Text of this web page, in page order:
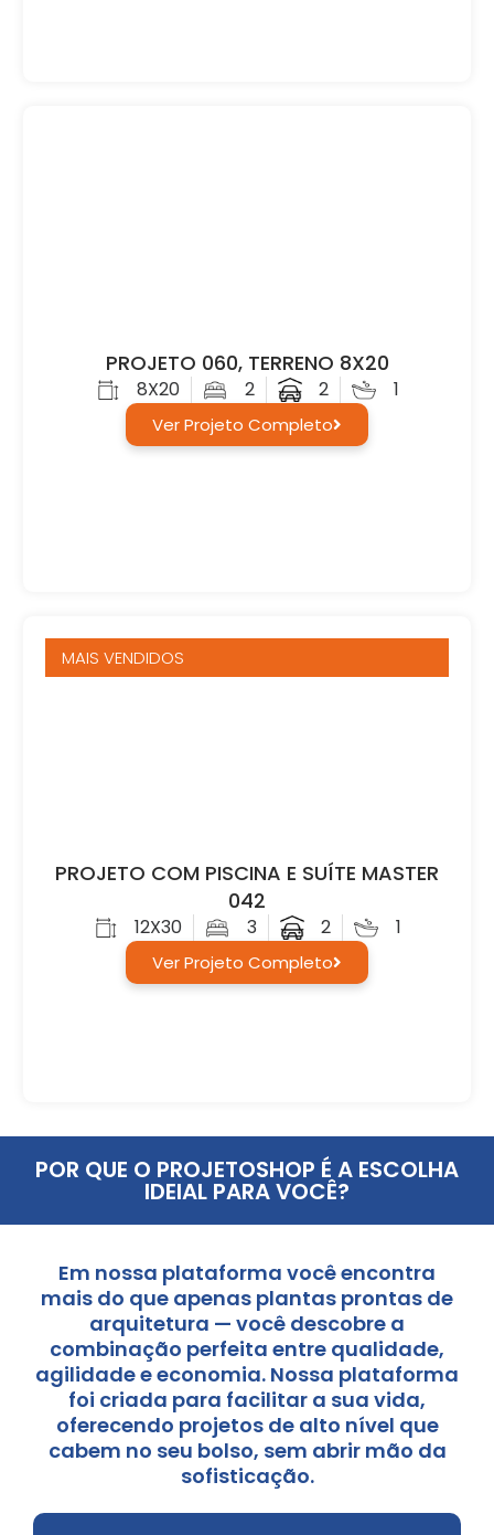
PROJETO 060, TERRENO 8X20
Ver Projeto Completo
8X20 2 2 1
MAIS VENDIDOS
PROJETO COM PISCINA E SUÍTE MASTER
042
Ver Projeto Completo
12X30 3 2 1
POR QUE O PROJETOSHOP É A ESCOLHA
IDEIAL PARA VOCÊ?
Em nossa plataforma você encontra
mais do que apenas plantas prontas de
arquitetura — você descobre a
combinação perfeita entre qualidade,
agilidade e economia. Nossa plataforma
foi criada para facilitar a sua vida,
oferecendo projetos de alto nível que
cabem no seu bolso, sem abrir mão da
sofisticação.